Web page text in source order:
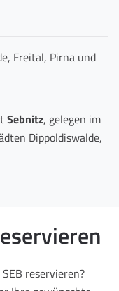
Freital, Pirna und
Sebnitz, gelegen im
Dippoldiswalde,
reservieren?